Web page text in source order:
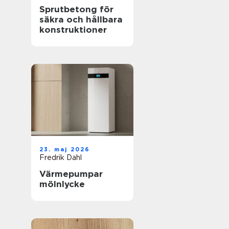
Sprutbetong för
säkra och hållbara
konstruktioner
23. maj 2026
Fredrik Dahl
Värmepumpar
mölnlycke